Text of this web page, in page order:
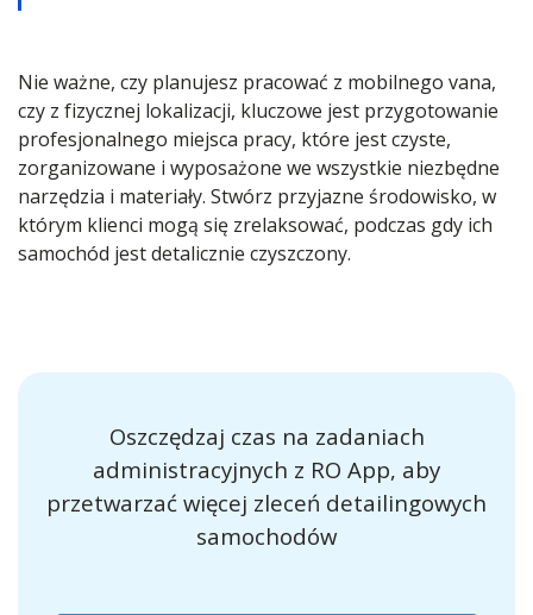
Nie ważne, czy planujesz pracować z mobilnego vana,
czy z fizycznej lokalizacji, kluczowe jest przygotowanie
profesjonalnego miejsca pracy, które jest czyste,
zorganizowane i wyposażone we wszystkie niezbędne
narzędzia i materiały. Stwórz przyjazne środowisko, w
którym klienci mogą się zrelaksować, podczas gdy ich
samochód jest detalicznie czyszczony.
Oszczędzaj czas na zadaniach
administracyjnych z RO App, aby
przetwarzać więcej zleceń detailingowych
samochodów